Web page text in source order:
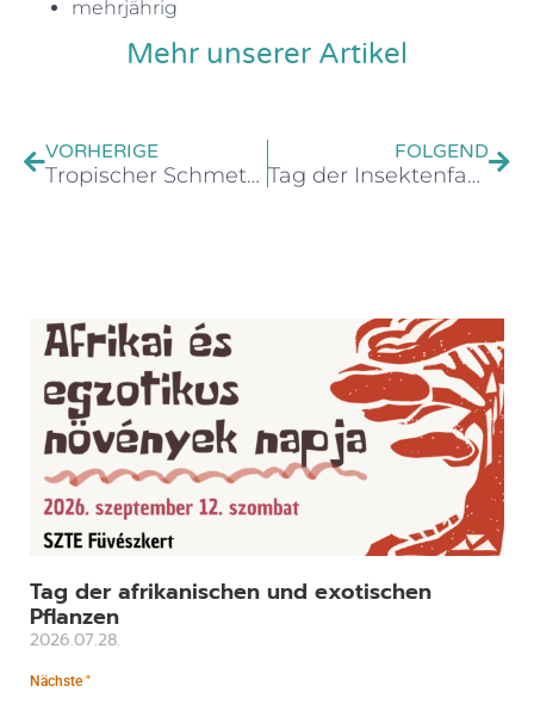
mehrjährig
Mehr unserer Artikel
VORHERIGE
Tropischer Schmetterlingsgarten, Orchideenhaus und Farnhaus
FOLGEND
Tag der Insektenfangpflanzen
Tag der afrikanischen und exotischen
Pflanzen
2026.07.28.
Nächste "